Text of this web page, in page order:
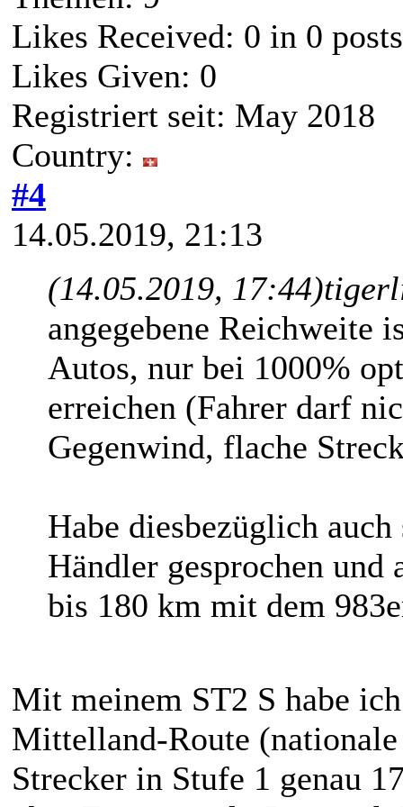
Likes Received: 0 in 0 posts
Likes Given: 0
Registriert seit: May 2018
Country:
#4
14.05.2019, 21:13
(14.05.2019, 17:44)
angegebene Reichweite
Autos, nur bei 1000%
erreichen (Fahrer darf
Gegenwind, flache
Habe diesbezüglich
Händler gesprochen und
bis 180 km mit dem
Mit meinem ST2 S habe
Mittelland-Route
Strecker in Stufe 1 genau